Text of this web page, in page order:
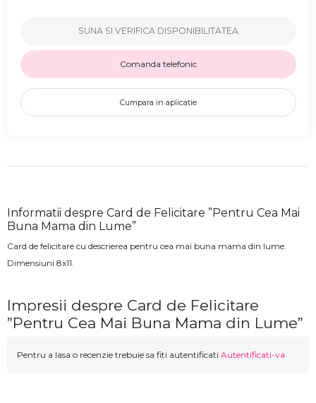
SUNA SI VERIFICA DISPONIBILITATEA
Comanda telefonic
Cumpara in aplicatie
Informatii despre Card de Felicitare ”Pentru Cea Mai
Buna Mama din Lume”
Card de felicitare cu descrierea pentru cea mai buna mama din lume.
Dimensiuni 8x11.
Impresii despre Card de Felicitare
”Pentru Cea Mai Buna Mama din Lume”
Pentru a lasa o recenzie trebuie sa fiti autentificati Autentificati-va